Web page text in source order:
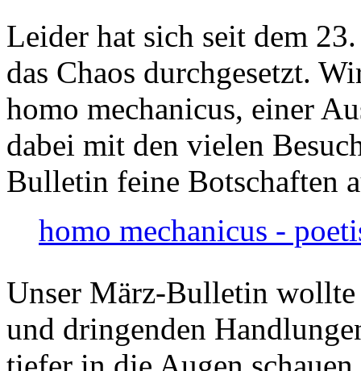
Leider hat sich seit dem
das Chaos durchgesetzt.
homo mechanicus, einer
dabei mit den vielen
Bulletin feine Botschaften
homo mechanicus -
Unser März-Bulletin
und dringenden